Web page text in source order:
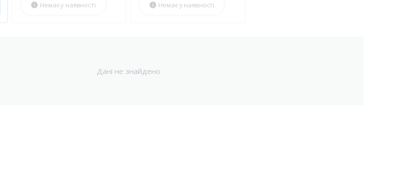
Немає у наявності
 Немає у наявності

Дані не знайдено